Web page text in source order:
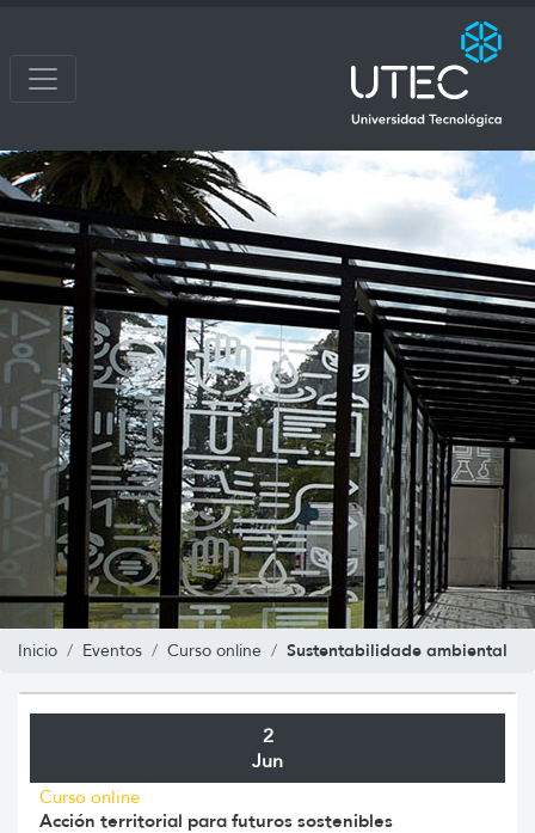
Inicio Eventos Curso online Sustentabilidade ambiental
2
Jun
Curso online
Acción territorial para futuros sostenibles